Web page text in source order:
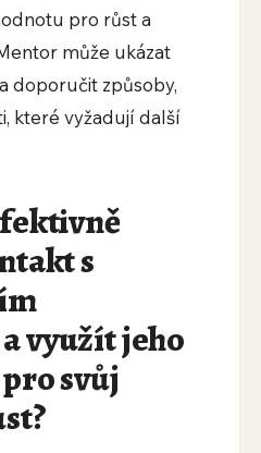
pro růst a
může ukázat
doporučit způsoby,
které vyžadují další
s
využít jeho
svůj